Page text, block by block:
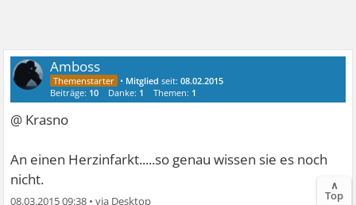
Amboss
• Mitglied seit:08.02.2015
Beiträge: 10 Danke: 1 Themen: 1
@ Krasno
An einen Herzinfarkt.....so genau wissen sie es noch
nicht.
08.03.2015 09:38 •
∧
Top